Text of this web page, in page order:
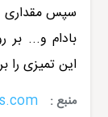
سپس مقداری
بادام و... بر
این تمیزی
منبع :